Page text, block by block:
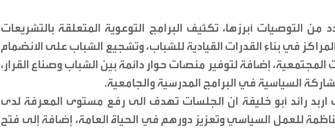
التوصيات أبرزها، تكثيف البرامج التوعوية المتعلقة بالتشريعات
في بناء القدرات القيادية للشباب، وتشجيع الشباب على الانضمام
المجتمعية، إضافة لتوفير منصات حوار دائمة بين الشباب وصناع القرار،
السياسية في البرامج المدرسية والجامعية.
اربد رائد أبو خليفة ان الجلسات تهدف الى رفع مستوى المعرفة لدى
للعمل السياسي وتعزيز دورهم في الحياة العامة، إضافة إلى فتح